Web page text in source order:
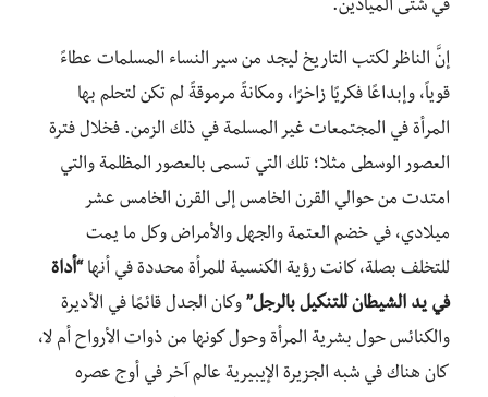
في شتى الميادين.
إنَّ الناظر لكتب التاريخ ليجد من سير النساء المسلمات عطاءً
قوياً، وإبداعًا فكريًا زاخرًا، ومكانةً مرموقةً لم تكن لتحلم بها
المرأة في المجتمعات غير المسلمة في ذلك الزمن. فخلال فترة
العصور الوسطى مثلا؛ تلك التي تسمى بالعصور المظلمة والتي
امتدت من حوالي القرن الخامس إلى القرن الخامس عشر
ميلادي، في خضم العتمة والجهل والأمراض وكل ما يمت
للتخلف بصلة، كانت رؤية الكنسية للمرأة محددة في أنها “أداة
في يد الشيطان للتنكيل بالرجل” وكان الجدل قائمًا في الأديرة
والكنائس حول بشرية المرأة وحول كونها من ذوات الأرواح أم لا،
كان هناك في شبه الجزيرة الإيبيرية عالم آخر في أوج عصره